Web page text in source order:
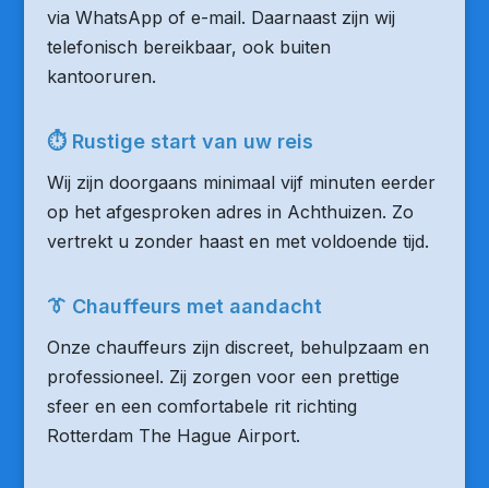
via WhatsApp of e-mail. Daarnaast zijn wij
telefonisch bereikbaar, ook buiten
kantooruren.
⏱ Rustige start van uw reis
Wij zijn doorgaans minimaal vijf minuten eerder
op het afgesproken adres in Achthuizen. Zo
vertrekt u zonder haast en met voldoende tijd.
👔 Chauffeurs met aandacht
Onze chauffeurs zijn discreet, behulpzaam en
professioneel. Zij zorgen voor een prettige
sfeer en een comfortabele rit richting
Rotterdam The Hague Airport.